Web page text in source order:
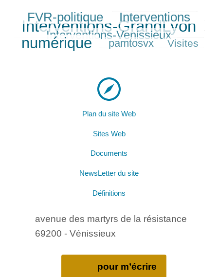
297/458FVR-politique
291/458 Interventions
458/458
Interventions-GrandLyon
249/458
Interventions-Venissieux
402/458
numérique
246/458 pamtosvx
203/458 Visites
Plan du site Web
Sites Web
Documents
NewsLetter du site
Définitions
avenue des martyrs de la résistance
69200 - Vénissieux
pour m’écrire